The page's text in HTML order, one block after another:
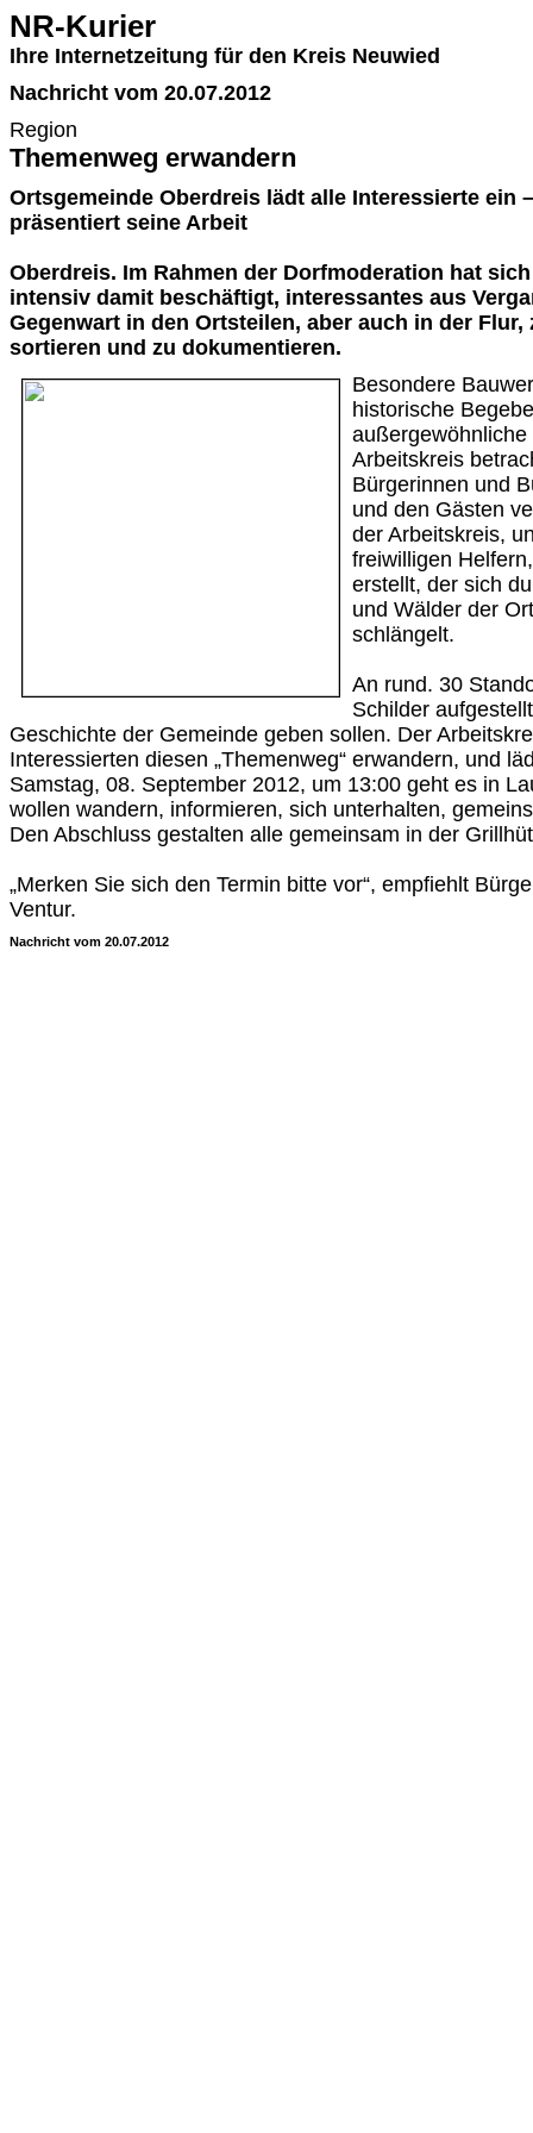
NR-Kurier
Ihre Internetzeitung für den Kreis Neuwied
Nachricht vom 20.07.2012
Region
Themenweg erwandern
Ortsgemeinde Oberdreis lädt alle Interessierte ein
präsentiert seine Arbeit
Oberdreis. Im Rahmen der Dorfmoderation hat
intensiv damit beschäftigt, interessantes aus
Gegenwart in den Ortsteilen, aber auch in der Flur,
sortieren und zu dokumentieren.
Besondere
historische
Arbeitskreis
Bürgerinnen und
und den Gästen
der Arbeitskreis,
freiwilligen
erstellt, der sich
und Wälder der
schlängelt.
An rund. 30
Schilder
Geschichte der Gemeinde geben sollen. Der
Interessierten diesen „Themenweg“ erwandern, und
Samstag, 08. September 2012, um 13:00 geht es in
wollen wandern, informieren, sich unterhalten,
Den Abschluss gestalten alle gemeinsam in der
„Merken Sie sich den Termin bitte vor“, empfiehlt
Ventur.
Nachricht vom 20.07.2012